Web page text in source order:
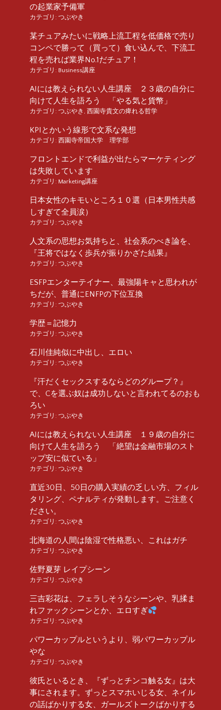
の起業家予備軍
カテゴリ: つぶやき
某チュアみたいに戦略上流工程を低価格で売り
コンペで勝って（買って）食い込んで、下流工
程を売れば業界No.1だチュア！
カテゴリ: Business講座
AIには教えられない人生講座 ２３歳の自分に
向けて人生を語ろう 「やる気と貨幣」
カテゴリ: つぶやき , 西園寺貴文の痺れる哲学
KPIとかいう線形で文系な発想
カテゴリ: 西園寺帝国大学 理学部
フロントエンドで利益が出たらマーケティング
は失敗しています
カテゴリ: Marketing講座
日本女性のキモいところ１０選（日本男性共感
しすぎて全員涙）
カテゴリ: つぶやき
人文系の思想お気持ちと、社会系のべき論を、
『王将ではなく歩兵が振りかざた結果』
カテゴリ: つぶやき
ESFPエンターテイナー、最強陽キャと思われが
ちだが、普通にENFPの下位互換
カテゴリ: つぶやき
学歴＝記憶力
カテゴリ: つぶやき
石川佳純似に中出し、エロい
カテゴリ: つぶやき
『汗だくセックスするならどのグループ？』
で、Cを選ぶ奴は成功しないと言われてるのおも
ろい
カテゴリ: つぶやき
AIには教えられない人生講座 １９歳の自分に
向けて人生を語ろう 「絶望は金融市場のスト
ップ安に似ている」
カテゴリ: つぶやき
直近30日、50日の購入実績の乏しい方、フィル
タリング、ペナルティが発動します。ご注意く
ださい。
カテゴリ: つぶやき
北海道の人間は陰湿で性格悪い、これはガチ
カテゴリ: つぶやき
佐野夏芽 レイプシーン
カテゴリ: つぶやき
三吉彩花は、フェラしそうなシーンや、乳揉ま
れファックシーンとか、エロすぎ
カテゴリ: つぶやき
パワーカップルというより、弱パワーカップル
やな
カテゴリ: つぶやき
彼氏といるとき、『ずっとチンコ触る女』は大
事にされます。ずっとスマホいじる女、ネイル
の話ばかりする女、ガールズトークばかりする